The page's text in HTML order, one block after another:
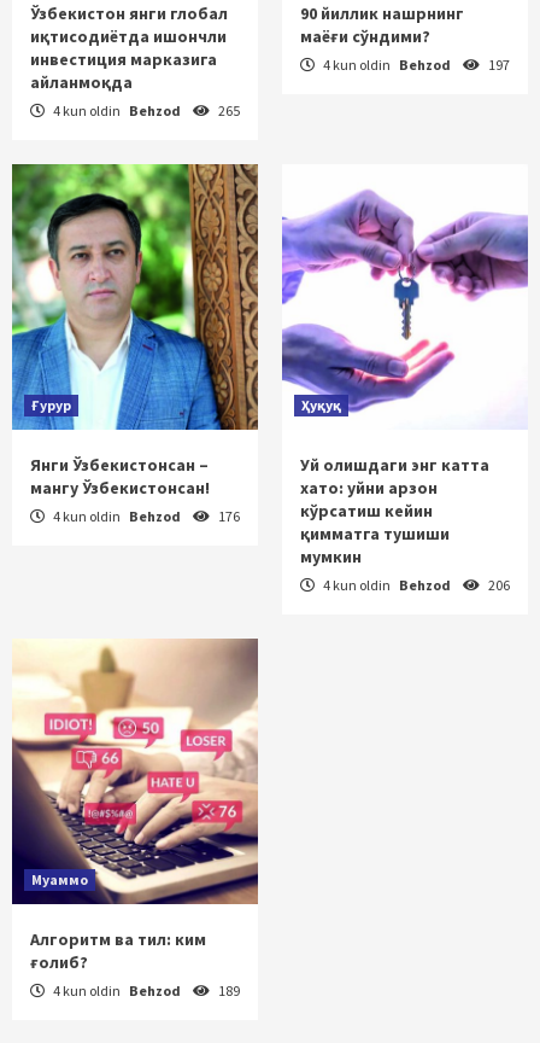
Ўзбекистон янги глобал
иқтисодиётда ишончли
инвестиция марказига
айланмоқда
4 kun oldin Behzod 265
90 йиллик нашрнинг
маёғи сўндими?
4 kun oldin Behzod 197
Ғурур
Янги Ўзбекистонсан –
мангу Ўзбекистонсан!
4 kun oldin Behzod 176
Ҳуқуқ
Уй олишдаги энг катта
хато: уйни арзон
кўрсатиш кейин
қимматга тушиши
мумкин
4 kun oldin Behzod 206
Муаммо
Алгоритм ва тил: ким
ғолиб?
4 kun oldin Behzod 189